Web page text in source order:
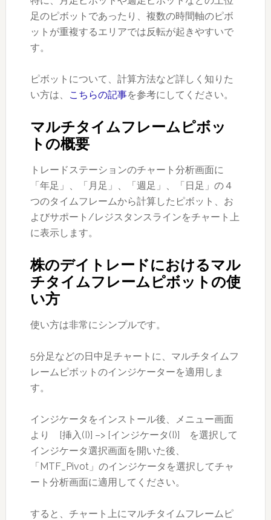
足のピボットであったり、複数の時間軸のピボ
ットが重複するエリアでは反転が起きやすいで
す。
ピボットについて、計算方法など詳しく知りた
い方は、
こちらの記事を参考にしてください。
マルチタイムフレームピボッ
トの概要
トレードステーションのチャート分析画面に
「年足」、「月足」、「週足」、「日足」の４
つのタイムフレームから計算したピボット、お
よびサポート/レジスタンスラインをチャート上
に表示します。
株のデイトレードにおけるマル
チタイムフレームピボットの使
い方
使い方は非常にシンプルです。
5分足などの日中足チャートに、マルチタイムフ
レームピボットのインジケーターを適用しま
す。
インジケータをインストール後、メニュー画面
より [挿入(I)] –> [インジケータ(I)] を選択して
インジケータ選択画面を開いた後、
「MTF_Pivot」のインジケータを選択してチャ
ート分析画面に適用してください。
すると、チャート上にマルチタイムフレームピ